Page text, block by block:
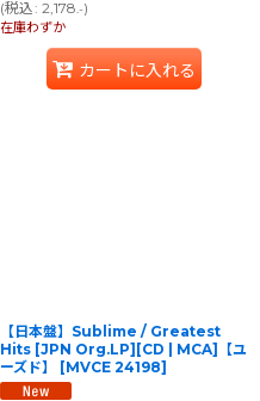
(税込: 2,178.-)
在庫わずか
カートに入れる
【日本盤】Sublime / Greatest
Hits [JPN Org.LP][CD | MCA]【ユ
ーズド】
[MVCE 24198]